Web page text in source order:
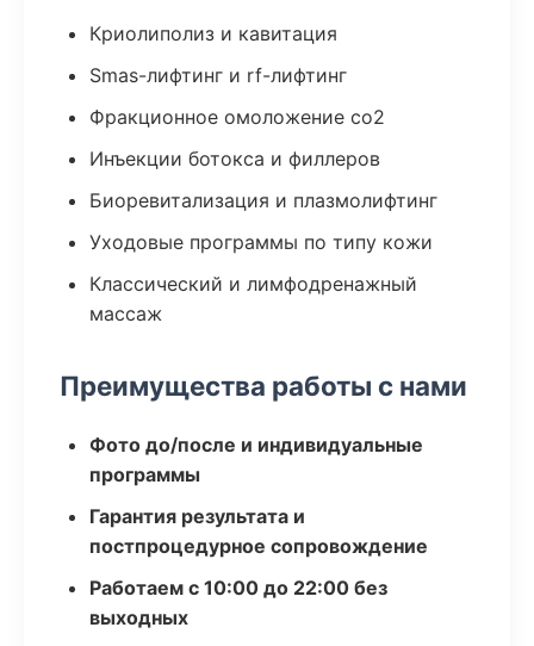
Криолиполиз и кавитация
Smas-лифтинг и rf-лифтинг
Фракционное омоложение co2
Инъекции ботокса и филлеров
Биоревитализация и плазмолифтинг
Уходовые программы по типу кожи
Классический и лимфодренажный
массаж
Преимущества работы с нами
Фото до/после и индивидуальные
программы
Гарантия результата и
постпроцедурное сопровождение
Работаем с 10:00 до 22:00 без
выходных